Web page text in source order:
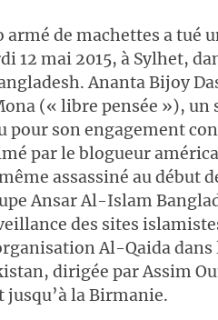
armé de machettes a tué
12 mai 2015, à Sylhet,
Ananta Bijoy
(« libre pensée »), un
pour son engagement
par le blogueur
assassiné au début
Ansar Al-Islam
des sites
Al-Qaida dans
dirigée par Assim
jusqu’à la Birmanie.